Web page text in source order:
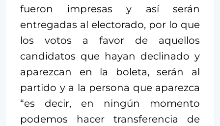
fueron impresas y así serán
entregadas al electorado, por lo que
los votos a favor de aquellos
candidatos que hayan declinado y
aparezcan en la boleta, serán al
partido y a la persona que aparezca
“es decir, en ningún momento
podemos hacer transferencia de